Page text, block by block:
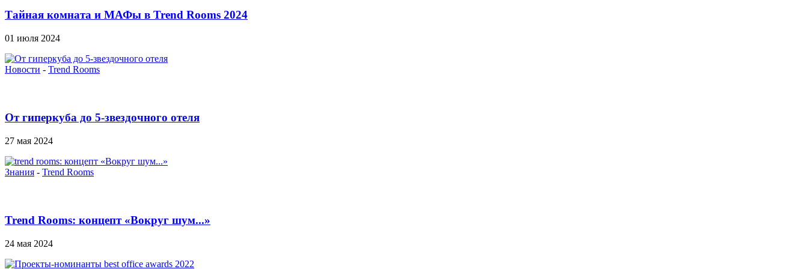
Тайная комната и МАФы в Trend Rooms 2024
01 июля 2024
Новости - Trend Rooms
От гиперкуба до 5-звездочного отеля
27 мая 2024
Знания - Trend Rooms
Trend Rooms: концепт «Вокруг шум...»
24 мая 2024